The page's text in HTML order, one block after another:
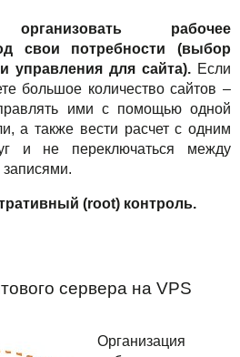
организовать рабочее
свои потребности (выбор
управления для сайта). Если
большое количество сайтов –
ими с помощью одной
а также вести расчет с одним
и не переключаться между
(root) контроль.
сервера на VPS
Организация